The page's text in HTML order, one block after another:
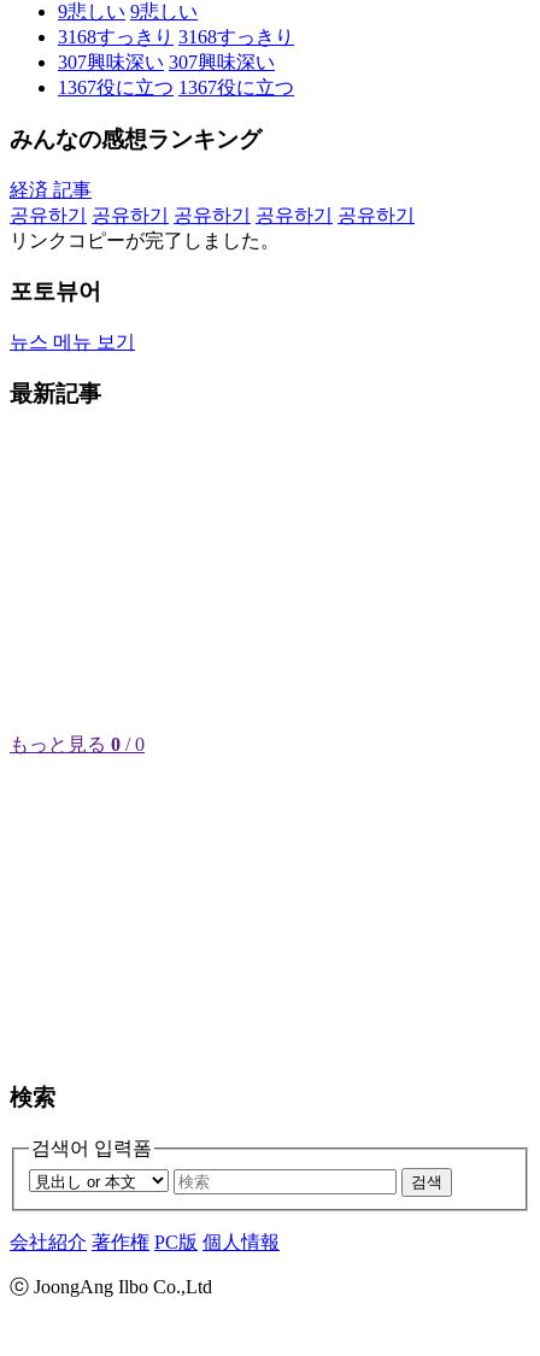
9悲しい 9悲しい
3168すっきり 3168すっきり
307興味深い 307興味深い
1367役に立つ 1367役に立つ
みんなの感想ランキング
経済 記事
공유하기
공유하기 공유하기 공유하기
공유하기
リンクコピーが完了しました。
포토뷰어
뉴스 메뉴 보기
最新記事
もっと見る 0 / 0
検索
검색어 입력폼
검색
会社紹介 著作権 PC版 個人情報
ⓒ JoongAng Ilbo Co.,Ltd